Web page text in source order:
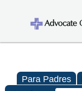
Para Padres